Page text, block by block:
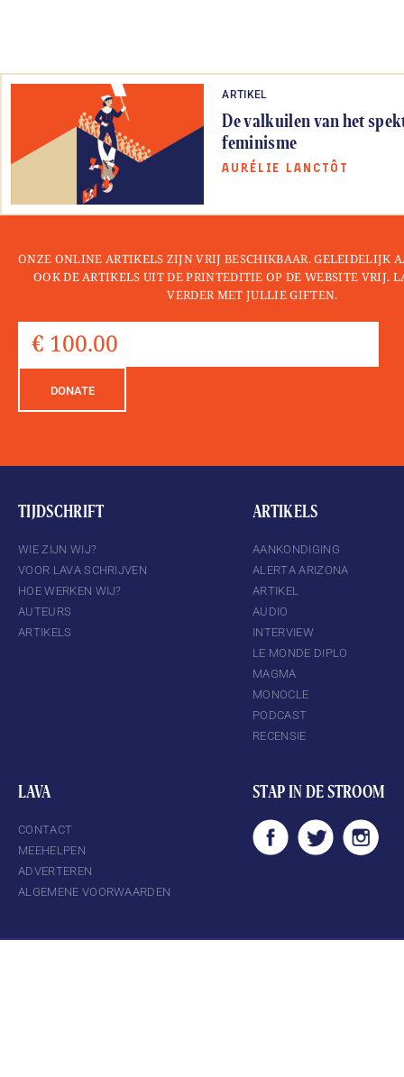
ARTIKEL
De valkuilen van het
feminisme
AURÉLIE LANCTÔT
ONZE ONLINE ARTIKELS ZIJN VRIJ BESCHIKBAAR. GELEIDELIJK
OOK DE ARTIKELS UIT DE PRINTEDITIE OP DE WEBSITE VRIJ.
VERDER MET JULLIE GIFTEN.
DONATE
TIJDSCHRIFT
WIE ZIJN WIJ?
VOOR LAVA SCHRIJVEN
HOE WERKEN WIJ?
AUTEURS
ARTIKELS
ARTIKELS
AANKONDIGING
ALERTA ARIZONA
ARTIKEL
AUDIO
INTERVIEW
LE MONDE DIPLO
MAGMA
MONOCLE
PODCAST
RECENSIE
LAVA
CONTACT
MEEHELPEN
ADVERTEREN
ALGEMENE VOORWAARDEN
STAP IN DE STROOM